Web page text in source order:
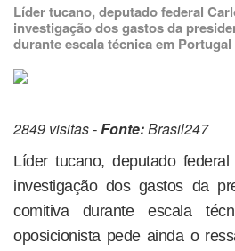
Líder tucano, deputado federal
investigação dos gastos da
durante escala técnica em Portugal
2849 visitas -Fonte:Brasil247
Líder tucano, deputado
investigação dos gastos da
comitiva durante escala
oposicionista pede ainda o